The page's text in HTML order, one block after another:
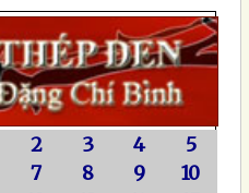
2 3 4
5
7 8 9
10